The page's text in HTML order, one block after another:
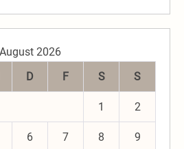
August 2026
D F S S
1 2
6 7 8 9